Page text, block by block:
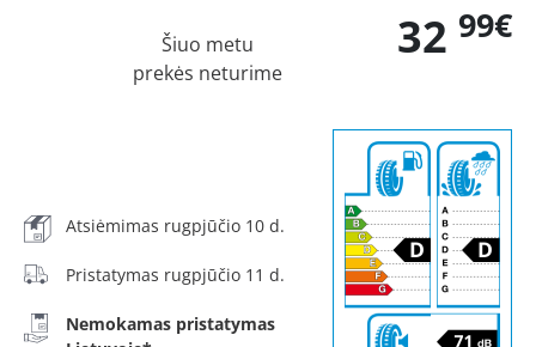
32 99€
Šiuo metu
prekės neturime
Atsiėmimas rugpjūčio 10 d.
Pristatymas rugpjūčio 11 d.
Nemokamas pristatymas